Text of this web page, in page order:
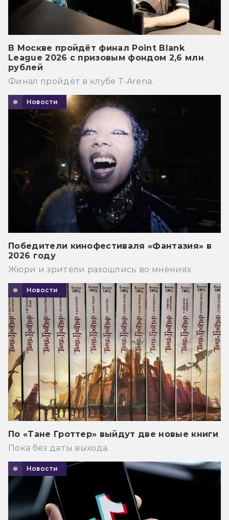
В Москве пройдёт финал Point Blank
League 2026 с призовым фондом 2,6 млн
рублей
Финал пройдёт в клубе T-Arena.
Новости
Победители кинофестиваля «Фантазия» в
2026 году
Жюри и зрители разошлись во мнениях
Новости
По «Тане Гроттер» выйдут две новые книги
Пока без даты выхода.
Новости